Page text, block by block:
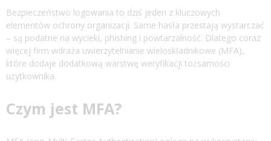
Bezpieczeństwo logowania to dziś jeden z kluczowych
elementów ochrony organizacji. Same hasła przestają wystarczać
– są podatne na wycieki, phishing i powtarzalność. Dlatego coraz
więcej firm wdraża uwierzytelnianie wieloskładnikowe (MFA),
które dodaje dodatkową warstwę weryfikacji tożsamości
użytkownika.
Czym jest MFA?